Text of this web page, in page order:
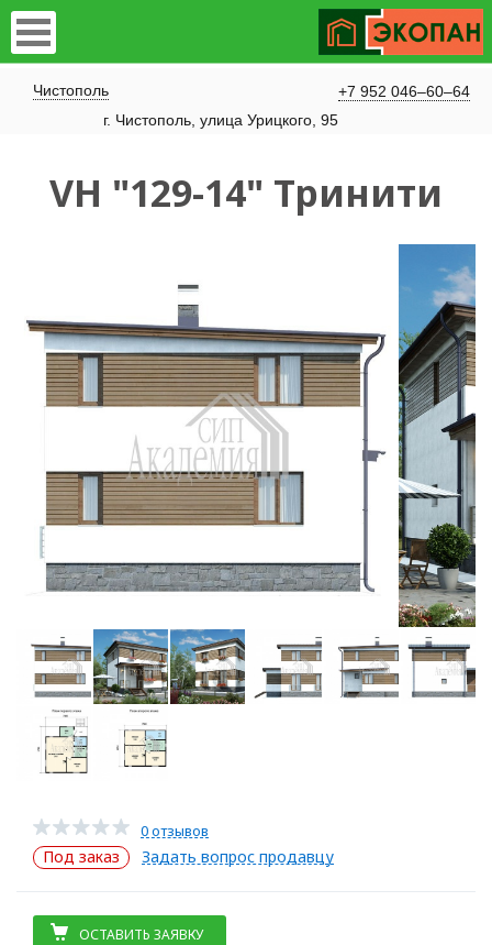
Чистополь
+7 952 046–60–64
​г. Чистополь, улица Урицкого, 95
VH "129-14" Тринити
0 отзывов
Под заказ Задать вопрос продавцу
ОСТАВИТЬ ЗАЯВКУ